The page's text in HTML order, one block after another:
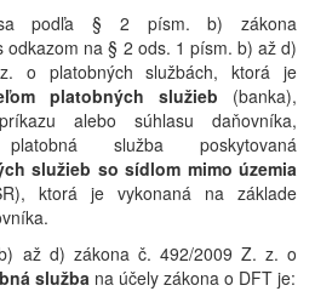
sa podľa § 2 písm. b) zákona
odkazom na § 2 ods. 1 písm. b) až d)
o platobných službách, ktorá je
platobných služieb (banka),
alebo súhlasu daňovníka,
služba poskytovaná
služieb so sídlom mimo územia
ktorá je vykonaná na základe
až d) zákona č. 492/2009 Z. z. o
služba na účely zákona o DFT je: